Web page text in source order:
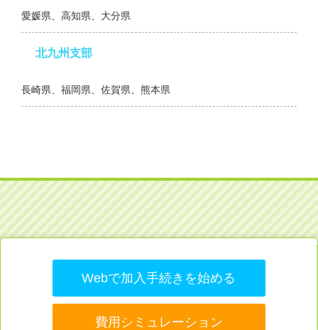
愛媛県、高知県、大分県
北九州支部
長崎県、福岡県、佐賀県、熊本県
Webで加入手続きを始める
費用シミュレーション